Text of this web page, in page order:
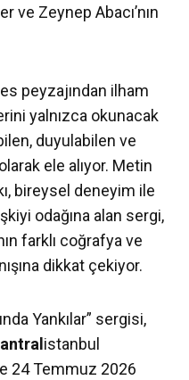
ve Zeynep Abacı’nın
peyzajından ilham
yalnızca okunacak
duyulabilen ve
ele alıyor. Metin
bireysel deneyim ile
odağına alan sergi,
farklı coğrafya ve
dikkat çekiyor.
Yankılar” sergisi,
istanbul
24 Temmuz 2026